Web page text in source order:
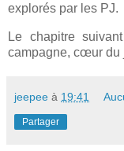
explorés par les PJ.
Le chapitre suivant
campagne, cœur du
jeepee à 19:41
Partager